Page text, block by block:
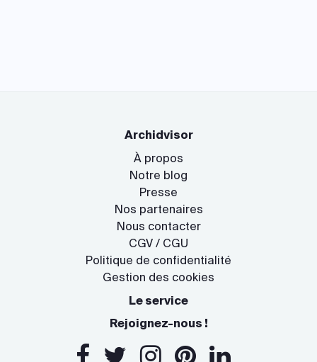
Archidvisor
À propos
Notre blog
Presse
Nos partenaires
Nous contacter
CGV / CGU
Politique de confidentialité
Gestion des cookies
Le service
Rejoignez-nous !